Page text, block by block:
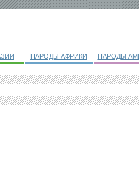
НАРОДЫ АФРИКИ НАРОДЫ